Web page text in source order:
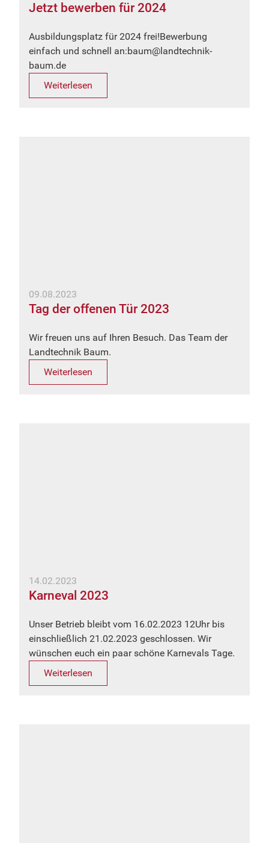
Jetzt bewerben für 2024
Ausbildungsplatz für 2024 frei!Bewerbung
einfach und schnell an:baum@landtechnik-
baum.de
Weiterlesen
09.08.2023
Tag der offenen Tür 2023
Wir freuen uns auf Ihren Besuch. Das Team der
Landtechnik Baum.
Weiterlesen
14.02.2023
Karneval 2023
Unser Betrieb bleibt vom 16.02.2023 12Uhr bis
einschließlich 21.02.2023 geschlossen. Wir
wünschen euch ein paar schöne Karnevals Tage.
Weiterlesen